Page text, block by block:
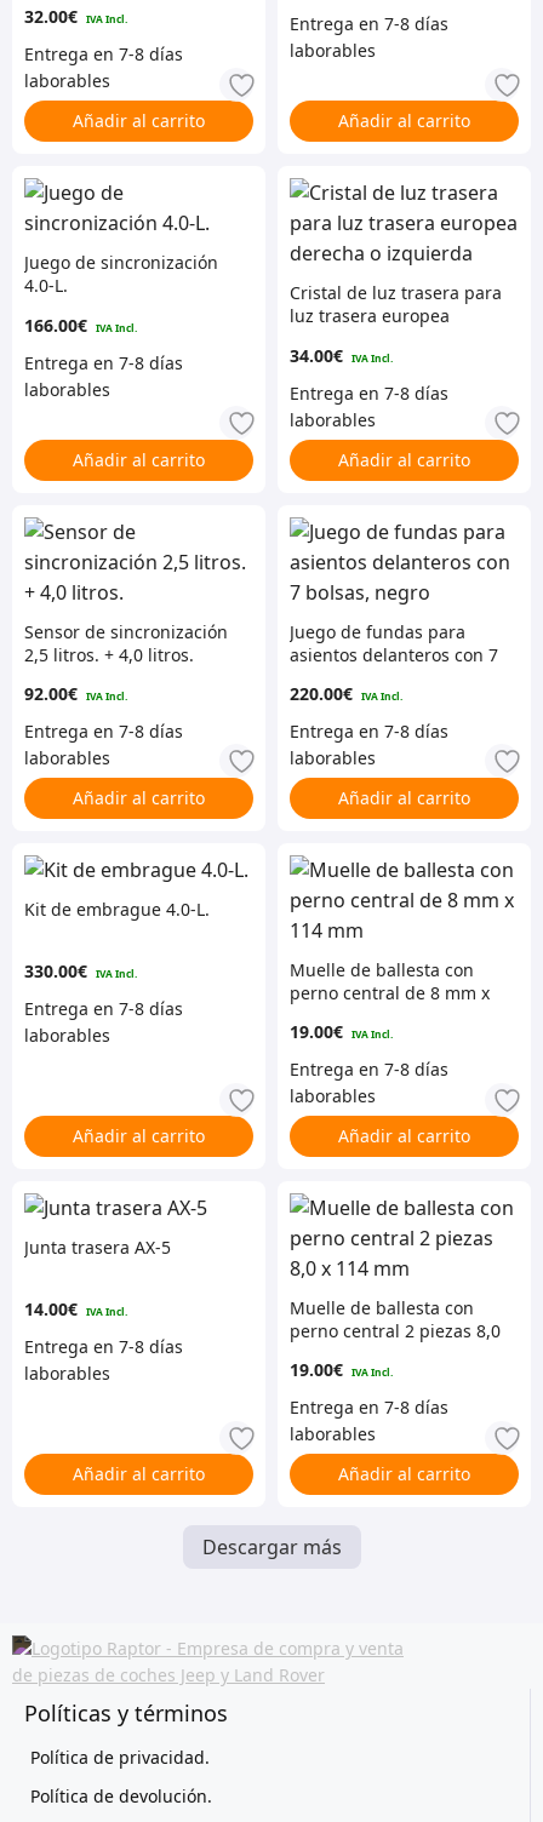
32.00€
Añadir al carrito Añadir al carrito
Juego de sincronización
4.0-L.
166.00€
Añadir al carrito
Cristal de luz trasera para
luz trasera europea
34.00€
Añadir al carrito
Sensor de sincronización
2,5 litros. + 4,0 litros.
92.00€
Añadir al carrito
Juego de fundas para
asientos delanteros con 7
220.00€
Añadir al carrito
Kit de embrague 4.0-L.
330.00€
Añadir al carrito
Muelle de ballesta con
perno central de 8 mm x
19.00€
Añadir al carrito
Junta trasera AX-5
14.00€
Añadir al carrito
Muelle de ballesta con
perno central 2 piezas 8,0
19.00€
Añadir al carrito
Descargar más
Políticas y términos
Política de privacidad.
Política de devolución.